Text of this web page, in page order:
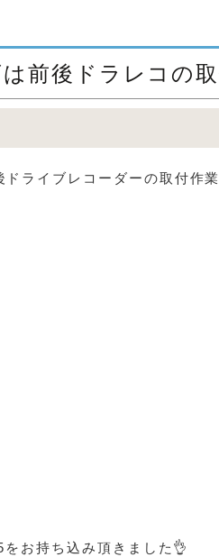
前後ドラレコの取
ライブレコーダーの取付作
お持ち込み頂きました👌